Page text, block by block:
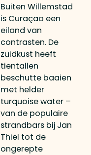
Buiten Willemstad
is Curaçao een
eiland van
contrasten. De
zuidkust heeft
tientallen
beschutte baaien
met helder
turquoise water –
van de populaire
strandbars bij Jan
Thiel tot de
ongerepte